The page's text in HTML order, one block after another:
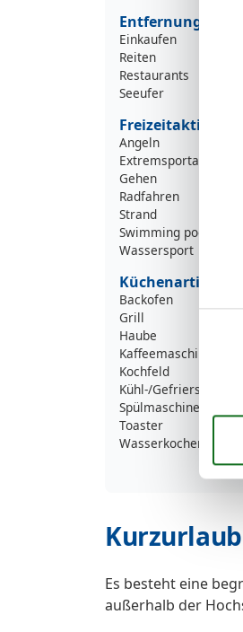
Entfernung
Einkaufen
Reiten
Restaurants
Seeufer
Freizeitaktivitäten
Angeln
Extremsportarten
Gehen
Radfahren
Strand
Swimming pool
Wassersport
Küchenartikel
Backofen
Grill
Haube
Kaffeemaschine
Kochfeld
Kühl-/Gefrierschrank
Spülmaschine
Toaster
Wasserkocher
Kurzurlaub
Es besteht eine
außerhalb der